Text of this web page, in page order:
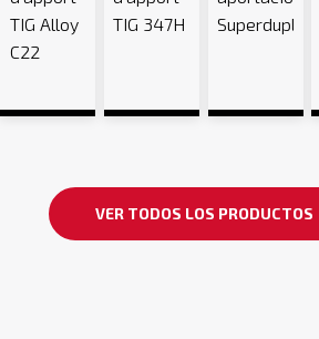
TIG Alloy
C22
TIG 347H
Superduplex
VER TODOS LOS PRODUCTOS